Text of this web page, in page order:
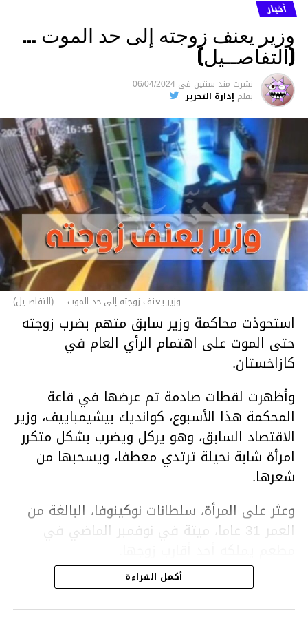
أخبار
وزير يعنف زوجته إلى حد الموت …
(التفاصــيل)
نشرت منذ سنتين فى 06/04/2024
بقلم إدارة التحرير
وزير يعنف زوجته إلى حد الموت ... (التفاصــيل)
استحوذت محاكمة وزير سابق متهم بضرب زوجته
حتى الموت على اهتمام الرأي العام في
كازاخستان.
وأظهرت لقطات صادمة تم عرضها في قاعة
المحكمة هذا الأسبوع، كوانديك بيشيمباييف، وزير
الاقتصاد السابق، وهو يركل ويضرب بشكل متكرر
امرأة شابة نحيلة ترتدي معطفا، ويسحبها من
شعرها.
وعثر على المرأة، سلطانات نوكينوفا، البالغة من
العمر 31 عاما، ميتة في نوفمبر الماضي في
ووفقا لتقرير الطبيب الشرعي، توفيت نوكينوفا
متأثرة بصدمة في الدماغ، وكانت إحدى عظام
أكمل القراءة